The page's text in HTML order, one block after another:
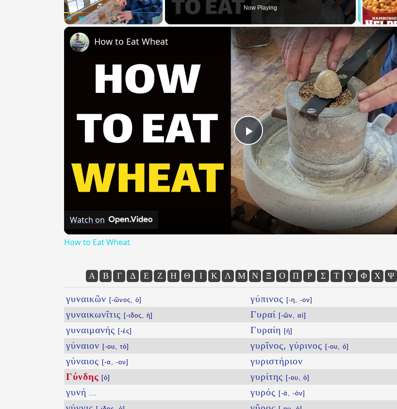
Now Playing
Play
Video
How to Eat Wheat
Watch on
How to Eat Wheat
Α Β Γ Δ Ε Ζ Η Θ Ι Κ Λ Μ Ν Ξ Ο Π Ρ Σ Τ Υ Φ Χ Ψ
γυναικῶν [-ῶνος, ὁ]
γυναικωνῖτις [-ιδος, ἡ]
γυναιμανής [-ές]
γύναιον [-ου, τό]
γύναιος [-α, -ον]
Γύνδης [ὁ]
γυνή
γύπινος [-η, -ον]
Γυραί [-ῶν, αἱ]
Γυραίη [ἡ]
γυρῖνος, γύρινος [-ου, ὁ]
γυριστήριον
γυρίτης [-ου, ὁ]
γυρός [-ά, -όν]